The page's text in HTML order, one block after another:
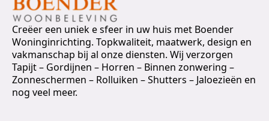
Creëer een uniek e sfeer in uw huis met Boender
Woninginrichting. Topkwaliteit, maatwerk, design en
vakmanschap bij al onze diensten. Wij verzorgen
Tapijt – Gordijnen – Horren – Binnen zonwering –
Zonneschermen – Rolluiken – Shutters – Jaloezieën en
nog veel meer.